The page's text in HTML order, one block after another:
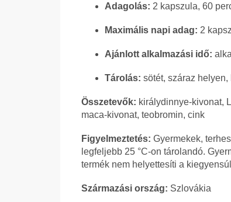
Adagolás: 2 kapszula, 60
Maximális napi adag: 2
Ajánlott alkalmazási idő:
Tárolás: sötét, száraz
Összetevők: királydinnye-kivonat,
maca-kivonat, teobromin, cink
Figyelmeztetés: Gyermekek,
legfeljebb 25 °C-on tárolandó.
termék nem helyettesíti a
Származási ország: Szlovákia